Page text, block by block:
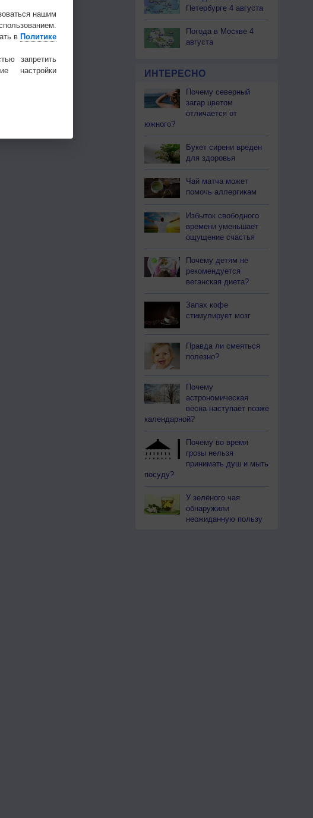
Петербурге 4 августа
Погода в Москве 4
августа
ИНТЕРЕСНО
Почему северный
загар цветом
отличается от
южного?
Букет сирени вреден
для здоровья
Чай матча может
помочь аллергикам
Избыток свободного
времени уменьшает
ощущение счастья
Почему детям не
рекомендуется
веганская диета?
Запах кофе
стимулирует мозг
Правда ли смеяться
полезно?
Почему
астрономическая
весна наступает позже
календарной?
Почему во время
грозы нельзя
принимать душ и мыть
посуду?
У зелёного чая
обнаружили
неожиданную пользу
нашим
в Политике
запретить
настройки